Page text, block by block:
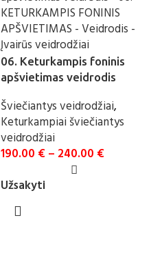
06. Keturkampis foninis
apšvietimas veidrodis
Šviečiantys veidrodžiai,
Keturkampiai šviečiantys
veidrodžiai
190.00 € – 240.00 €
Užsakyti